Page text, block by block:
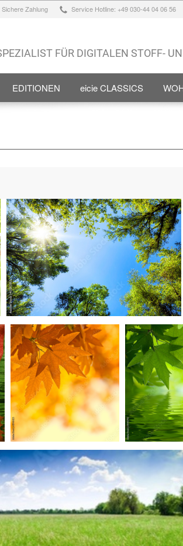
Sichere Zahlung Service Hotline: +49 030-44 04 06 56
FÜR DIGITALEN STOFF-
EDITIONEN eicie CLASSICS